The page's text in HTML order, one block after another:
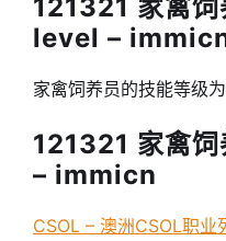
121321 家禽
level –
家禽饲养员的技能等级
121321 家禽
– immicn
CSOL – 澳洲CSOL职